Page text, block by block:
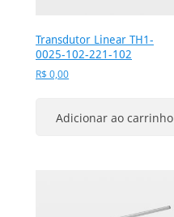
Transdutor Linear TH1-
0025-102-221-102
R$ 0,00
Adicionar ao carrinho